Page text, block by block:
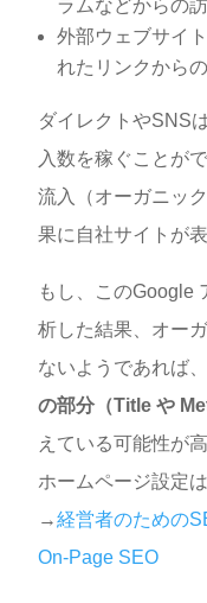
ラムなどからの訪
外部ウェブサイ
れたリンクから
ダイレクトやSNS
入数を稼ぐことが
流入（オーガニッ
果に自社サイトが
もし、このGoogle
析した結果、オー
ないようであれば、
の部分（Title や
えている可能性が
ホームページ設定
→経営者のための
On-Page SEO